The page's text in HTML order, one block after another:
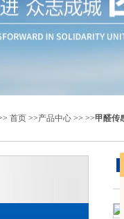
首页 >>产品中心 >> >>甲醛传